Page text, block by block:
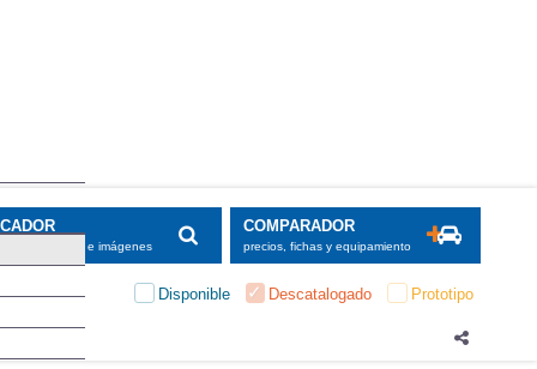
fichas e imágenes
COMPARADOR
precios, fichas y equipamiento
Disponible Descatalogado Prototipo